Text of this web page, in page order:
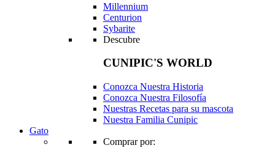
Millennium
Centurion
Sybarite
Descubre
CUNIPIC'S WORLD
Conozca Nuestra Historia
Conozca Nuestra Filosofía
Nuestras Recetas para su mascota
Nuestra Familia Cunipic
Gato
Comprar por: